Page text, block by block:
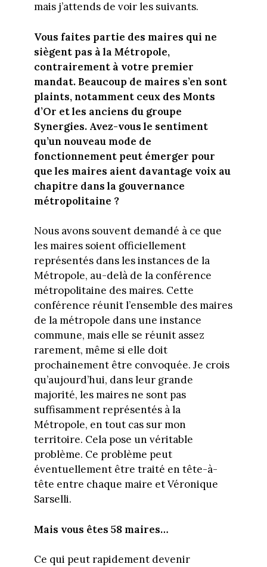
mais j’attends de voir les suivants.
Vous faites partie des maires qui ne
siègent pas à la Métropole,
contrairement à votre premier
mandat. Beaucoup de maires s’en sont
plaints, notamment ceux des Monts
d’Or et les anciens du groupe
Synergies. Avez-vous le sentiment
qu’un nouveau mode de
fonctionnement peut émerger pour
que les maires aient davantage voix au
chapitre dans la gouvernance
métropolitaine ?
Nous avons souvent demandé à ce que
les maires soient officiellement
représentés dans les instances de la
Métropole, au-delà de la conférence
métropolitaine des maires. Cette
conférence réunit l’ensemble des maires
de la métropole dans une instance
commune, mais elle se réunit assez
rarement, même si elle doit
prochainement être convoquée. Je crois
qu’aujourd’hui, dans leur grande
majorité, les maires ne sont pas
suffisamment représentés à la
Métropole, en tout cas sur mon
territoire. Cela pose un véritable
problème. Ce problème peut
éventuellement être traité en tête-à-
tête entre chaque maire et Véronique
Sarselli.
Mais vous êtes 58 maires…
Ce qui peut rapidement devenir